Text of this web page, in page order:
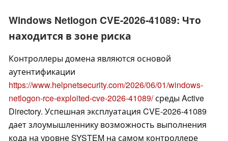
Windows Netlogon CVE-2026-41089: Что
находится в зоне риска
Контроллеры домена являются основой
аутентификации
https://www.helpnetsecurity.com/2026/06/01/windows-
netlogon-rce-exploited-cve-2026-41089/среды Active
Directory. Успешная эксплуатация CVE-2026-41089
дает злоумышленнику возможность выполнения
кода на уровне SYSTEM на самом контроллере